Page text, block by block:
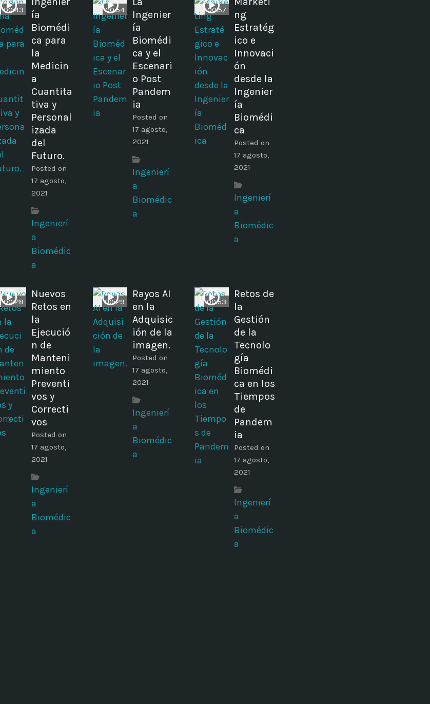
00:43
ía
Biomédi
ca para
la
Medicin
a
Cuantita
tiva y
Personal
izada
del
Futuro.
Posted on
17 agosto,
2021
Ingenierí
a
Biomédic
a
00:54
Ingenier
ía
Biomédi
ca y el
Escenari
o Post
Pandem
ia
Posted on
17 agosto,
2021
Ingenierí
a
Biomédic
a
00:57
ng
Estratég
ico e
Innovaci
ón
desde la
Ingenier
ía
Biomédi
ca
Posted on
17 agosto,
2021
Ingenierí
a
Biomédic
a
00:28
Nuevos
Retos en
la
Ejecució
n de
Manteni
miento
Preventi
vos y
Correcti
vos
Posted on
17 agosto,
2021
Ingenierí
a
Biomédic
a
00:29
Rayos AI
en la
Adquisic
ión de la
imagen.
Posted on
17 agosto,
2021
Ingenierí
a
Biomédic
a
00:53
Retos de
la
Gestión
de la
Tecnolo
gía
Biomédi
ca en los
Tiempos
de
Pandem
ia
Posted on
17 agosto,
2021
Ingenierí
a
Biomédic
a